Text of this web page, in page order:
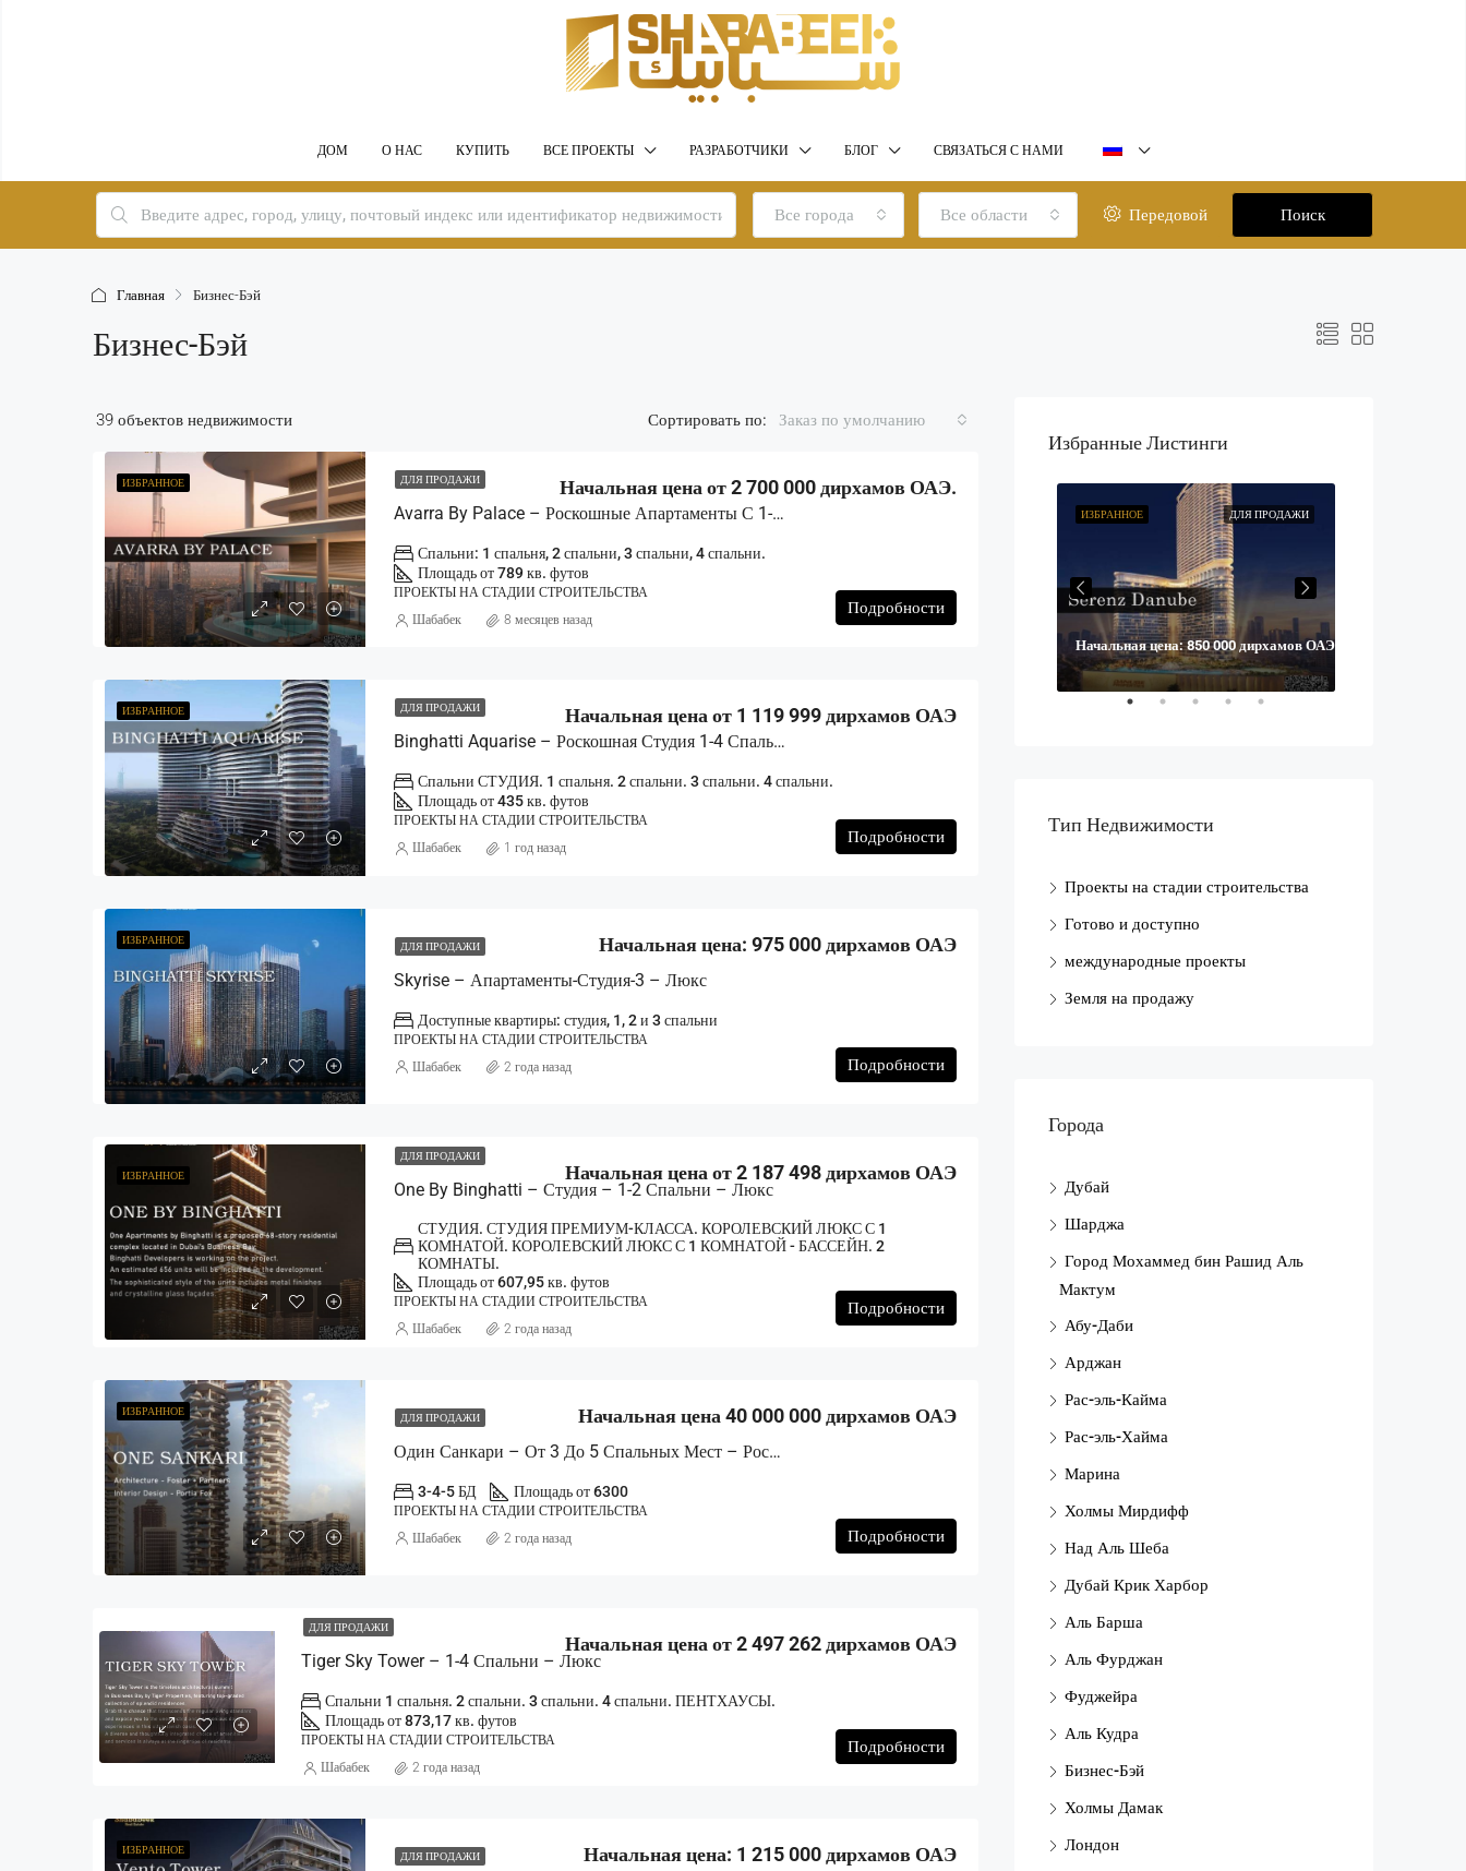
ДОМ О НАС КУПИТЬ ВСЕ ПРОЕКТЫ РАЗРАБОТЧИКИ БЛОГ СВЯЗАТЬСЯ С НАМИ
Все города Все области Передовой Поиск
Главная Бизнес-Бэй
Бизнес-Бэй
39 объектов недвижимости Сортировать по: Заказ по умолчанию
ИЗБРАННОЕ ДЛЯ ПРОДАЖИ
Avarra By Palace – Роскошные Апартаменты С 1-4 Спальнями
Начальная цена от 2 700 000 дирхамов ОАЭ.
Спальни: 1 спальня, 2 спальни, 3 спальни, 4 спальни.
Площадь от 789 кв. футов
ПРОЕКТЫ НА СТАДИИ СТРОИТЕЛЬСТВА
Подробности
Шабабек 8 месяцев назад
ИЗБРАННОЕ ДЛЯ ПРОДАЖИ
Binghatti Aquarise – Роскошная Студия 1-4 Спальни
Начальная цена от 1 119 999 дирхамов ОАЭ
Спальни СТУДИЯ. 1 спальня. 2 спальни. 3 спальни. 4 спальни.
Площадь от 435 кв. футов
ПРОЕКТЫ НА СТАДИИ СТРОИТЕЛЬСТВА
Подробности
Шабабек 1 год назад
ИЗБРАННОЕ
ДЛЯ ПРОДАЖИ
Skyrise – Апартаменты-Студия-3 – Люкс
Начальная цена: 975 000 дирхамов ОАЭ
Доступные квартиры: студия, 1, 2 и 3 спальни
ПРОЕКТЫ НА СТАДИИ СТРОИТЕЛЬСТВА
Подробности
Шабабек 2 года назад
ИЗБРАННОЕ
ДЛЯ ПРОДАЖИ
One By Binghatti – Студия – 1-2 Спальни – Люкс
Начальная цена от 2 187 498 дирхамов ОАЭ
СТУДИЯ. СТУДИЯ ПРЕМИУМ-КЛАССА. КОРОЛЕВСКИЙ ЛЮКС С 1
КОМНАТОЙ. КОРОЛЕВСКИЙ ЛЮКС С 1 КОМНАТОЙ - БАССЕЙН. 2
КОМНАТЫ.
Площадь от 607,95 кв. футов
ПРОЕКТЫ НА СТАДИИ СТРОИТЕЛЬСТВА Подробности
Шабабек 2 года назад
ИЗБРАННОЕ
ДЛЯ ПРОДАЖИ
Один Санкари – От 3 До 5 Спальных Мест – Роскошь
Начальная цена 40 000 000 дирхамов ОАЭ
3-4-5 БД Площадь от 6300
ПРОЕКТЫ НА СТАДИИ СТРОИТЕЛЬСТВА
Подробности
Шабабек 2 года назад
ДЛЯ ПРОДАЖИ
Tiger Sky Tower – 1-4 Спальни – Люкс
Начальная цена от 2 497 262 дирхамов ОАЭ
Спальни 1 спальня. 2 спальни. 3 спальни. 4 спальни. ПЕНТХАУСЫ.
Площадь от 873,17 кв. футов
ПРОЕКТЫ НА СТАДИИ СТРОИТЕЛЬСТВА Подробности
Шабабек 2 года назад
ИЗБРАННОЕ
ДЛЯ ПРОДАЖИ Начальная цена: 1 215 000 дирхамов ОАЭ
Избранные Листинги
ОАЭ.
ДЛЯ ПРОДАЖИ
ИЗБРАННОЕ
Начальная цена: 850 000 дирхамов ОАЭ
Тип Недвижимости
Проекты на стадии строительства
Готово и доступно
международные проекты
Земля на продажу
Города
Дубай
Шарджа
Город Мохаммед бин Рашид Аль
Мактум
Абу-Даби
Арджан
Рас-эль-Кайма
Рас-эль-Хайма
Марина
Холмы Мирдифф
Над Аль Шеба
Дубай Крик Харбор
Аль Барша
Аль Фурджан
Фуджейра
Аль Кудра
Бизнес-Бэй
Холмы Дамак
Лондон